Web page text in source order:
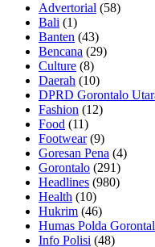
Advertorial (58)
Bali (1)
Banten (43)
Bencana (29)
Culture (8)
Daerah (10)
DPRD Gorontalo
Fashion (12)
Food (11)
Footwear(9)
Goresan Pena (4)
Gorontalo (291)
Headlines (980)
Health (10)
Hukrim (46)
Humas Polda
Info Polisi (48)